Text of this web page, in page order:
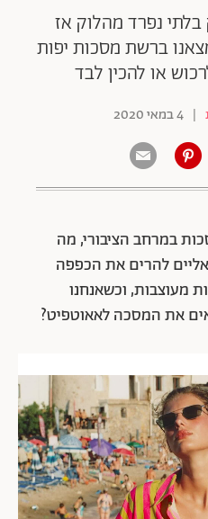
נפרד מהלוק אז
ברשת מסכות יפות
או להכין לבד
| 4 במאי 2020
במרחב הציבורי, מה
להרים את הכפפה
מעוצבות, וכשאנחנו
את המסכה לאאוטפיט?